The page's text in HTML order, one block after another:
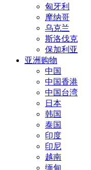
匈牙利
摩纳哥
乌克兰
斯洛伐克
保加利亚
亚洲购物
中国
中国香港
中国台湾
日本
韩国
泰国
印度
印尼
越南
缅甸